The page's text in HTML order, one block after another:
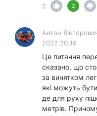
2
2
Антон
2022 20:18
Це питання
сказано, що
за винятком
які можуть
де для руху
метрів.